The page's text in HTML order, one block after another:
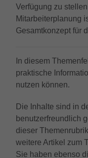
Verfügung zu
Mitarbeiterplanung
Gesamtkonzept für
In diesem
praktische
nutzen können.
Die Inhalte sind in
benutzerfreundlich
dieser
weitere Artikel zum
Sie haben ebenso
Anbieter
Laufzeit 1 Tag
der
der